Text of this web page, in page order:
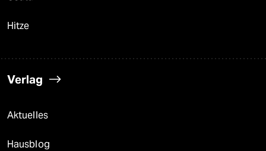
Hitze
Verlag
Aktuelles
Hausblog